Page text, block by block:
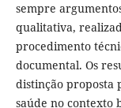
sempre
qualitativa,
procedimento
documental. Os
distinção proposta
saúde no contexto